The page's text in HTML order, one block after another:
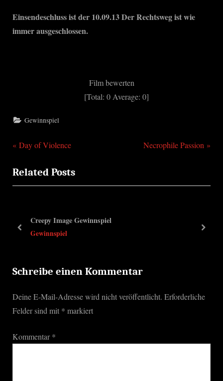
Einsendeschluss ist der 10.09.13 Der Rechtsweg ist wie
immer ausgeschlossen.
Film bewerten
[Total: 0 Average: 0]
Gewinnspiel
Beitragsnavigation
P
e
v
u
o
t
:
Day of Violence
N
t
Necrophile Passion
Related Posts
Creepy Image Gewinnspiel
Gewinnspiel
prev next
Schreibe einen Kommentar
Deine E-Mail-Adresse wird nicht veröffentlicht. Erforderliche
Felder sind mit * markiert
Kommentar*